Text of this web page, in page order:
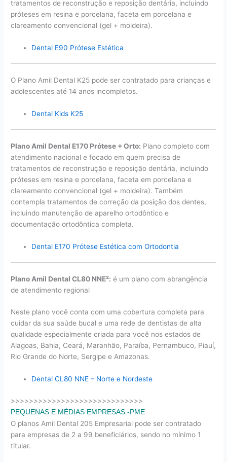
tratamentos de reconstrução e reposição dentária, incluindo
próteses em resina e porcelana, faceta em porcelana e
clareamento convencional (gel + moldeira).
Dental E90 Prótese Estética
O Plano Amil Dental K25 pode ser contratado para crianças e
adolescentes até 14 anos incompletos.
Dental Kids K25
Plano Amil Dental E170 Prótese + Orto: Plano completo com
atendimento nacional e focado em quem precisa de
tratamentos de reconstrução e reposição dentária, incluindo
próteses em resina e porcelana, faceta em porcelana e
clareamento convencional (gel + moldeira). Também
contempla tratamentos de correção da posição dos dentes,
incluindo manutenção de aparelho ortodôntico e
documentação ortodôntica completa.
Dental E170 Prótese Estética com Ortodontia
Plano Amil Dental CL80 NNE²: é um plano com abrangência
de atendimento regional
Neste plano você conta com uma cobertura completa para
cuidar da sua saúde bucal e uma rede de dentistas de alta
qualidade especialmente criada para você nos estados de
Alagoas, Bahia, Ceará, Maranhão, Paraíba, Pernambuco, Piauí,
Rio Grande do Norte, Sergipe e Amazonas.
Dental CL80 NNE – Norte e Nordeste
>>>>>>>>>>>>>>>>>>>>>>>>>>>>>
PEQUENAS E MÉDIAS EMPRESAS -PME
O planos Amil Dental 205 Empresarial pode ser contratado
para empresas de 2 a 99 beneficiários, sendo no mínimo 1
titular.